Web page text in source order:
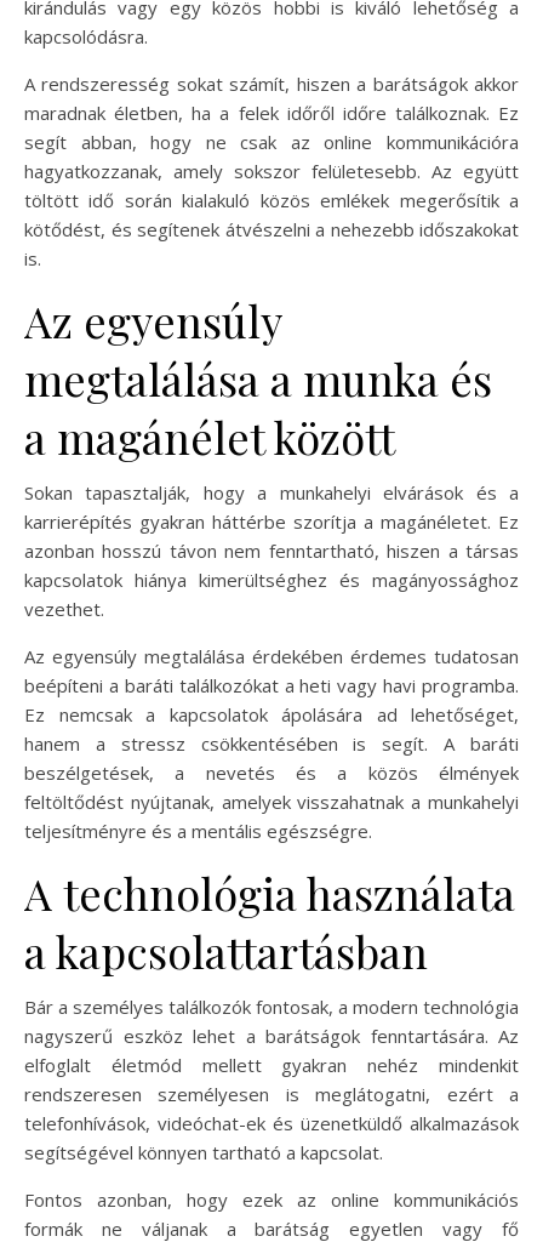
kirándulás vagy egy közös hobbi is kiváló lehetőség a
kapcsolódásra.
A rendszeresség sokat számít, hiszen a barátságok akkor
maradnak életben, ha a felek időről időre találkoznak. Ez
segít abban, hogy ne csak az online kommunikációra
hagyatkozzanak, amely sokszor felületesebb. Az együtt
töltött idő során kialakuló közös emlékek megerősítik a
kötődést, és segítenek átvészelni a nehezebb időszakokat
is.
Az egyensúly
megtalálása a munka és
a magánélet között
Sokan tapasztalják, hogy a munkahelyi elvárások és a
karrierépítés gyakran háttérbe szorítja a magánéletet. Ez
azonban hosszú távon nem fenntartható, hiszen a társas
kapcsolatok hiánya kimerültséghez és magányossághoz
vezethet.
Az egyensúly megtalálása érdekében érdemes tudatosan
beépíteni a baráti találkozókat a heti vagy havi programba.
Ez nemcsak a kapcsolatok ápolására ad lehetőséget,
hanem a stressz csökkentésében is segít. A baráti
beszélgetések, a nevetés és a közös élmények
feltöltődést nyújtanak, amelyek visszahatnak a munkahelyi
teljesítményre és a mentális egészségre.
A technológia használata
a kapcsolattartásban
Bár a személyes találkozók fontosak, a modern technológia
nagyszerű eszköz lehet a barátságok fenntartására. Az
elfoglalt életmód mellett gyakran nehéz mindenkit
rendszeresen személyesen is meglátogatni, ezért a
telefonhívások, videóchat-ek és üzenetküldő alkalmazások
segítségével könnyen tartható a kapcsolat.
Fontos azonban, hogy ezek az online kommunikációs
formák ne váljanak a barátság egyetlen vagy fő